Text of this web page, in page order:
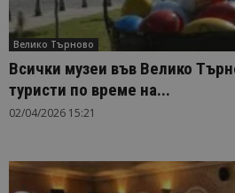
Велико Търново
Всички музеи във Велико
туристи по време на...
02/04/2026 15:21